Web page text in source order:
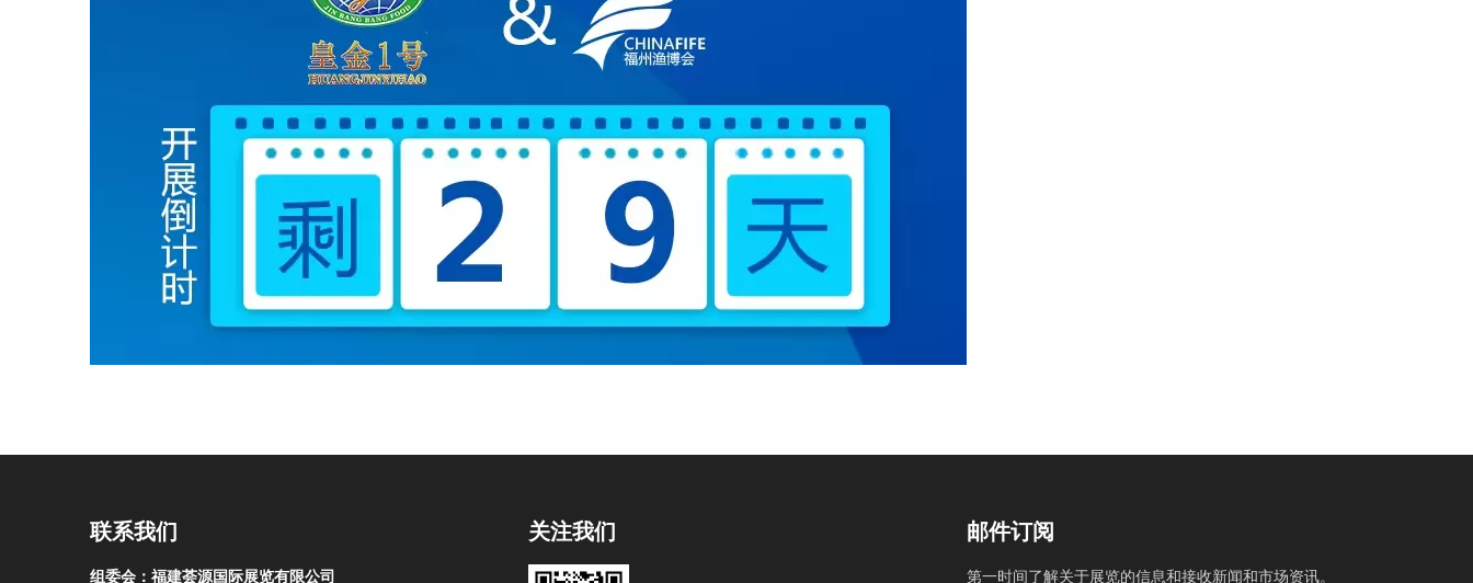
联系我们
组委会：福建荟源国际展览有限公司
关注我们 邮件订阅
第一时间了解关于展览的信息和接收新闻和市场资讯。